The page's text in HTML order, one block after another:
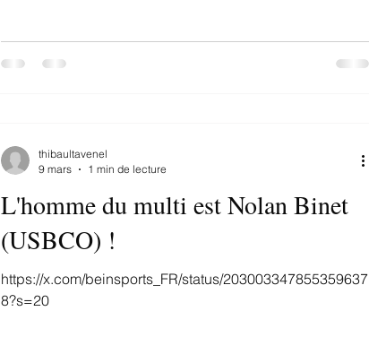
L'homme du multi est Nolan Binet
(USBCO) !
https://x.com/beinsports_FR/status/203003347855359637
8?s=20
thibaultavenel
9 mars
1 min de lecture